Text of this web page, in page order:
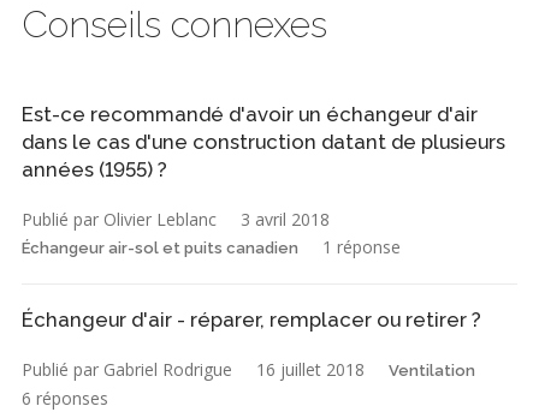
Conseils connexes
Est-ce recommandé d'avoir un échangeur d'air
dans le cas d'une construction datant de plusieurs
années (1955) ?
Publié par Olivier Leblanc 3 avril 2018
Échangeur air-sol et puits canadien 1 réponse
Échangeur d'air - réparer, remplacer ou retirer ?
Publié par Gabriel Rodrigue 16 juillet 2018 Ventilation
6 réponses